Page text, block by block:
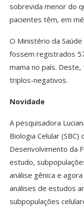
sobrevida menor do
pacientes têm, em
O Ministério da
fossem registrados
mama no país.
triplos-negativos.
Novidade
A pesquisadora
Biologia Celular
Desenvolvimento da
estudo,
análise gênica e
análises de estudos
subpopulações